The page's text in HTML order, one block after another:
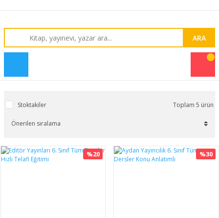
ARA
Stoktakiler Toplam 5 ürün
%20 %30